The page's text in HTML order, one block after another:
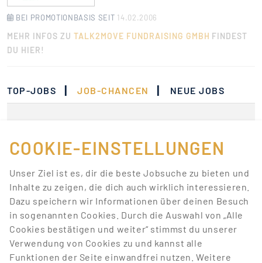
BEI PROMOTIONBASIS SEIT 14.02.2006
MEHR INFOS ZU TALK2MOVE FUNDRAISING GMBH FINDEST
DU HIER!
TOP-JOBS | JOB-CHANCEN | NEUE JOBS
Jobs, die deinen
Suchkriterien
entsprechen.
Lass dich über neue Job-Chancen zu deiner Suche
mit Job-Alerts automatisch informieren!
JOB-ALERT ERSTELLEN
COOKIE-EINSTELLUNGEN
Unser Ziel ist es, dir die beste Jobsuche zu bieten und
Inhalte zu zeigen, die dich auch wirklich interessieren.
Dazu speichern wir Informationen über deinen Besuch
in sogenannten Cookies. Durch die Auswahl von „Alle
Cookies bestätigen und weiter“ stimmst du unserer
Verwendung von Cookies zu und kannst alle
Funktionen der Seite einwandfrei nutzen. Weitere